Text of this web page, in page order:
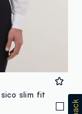
slim fit